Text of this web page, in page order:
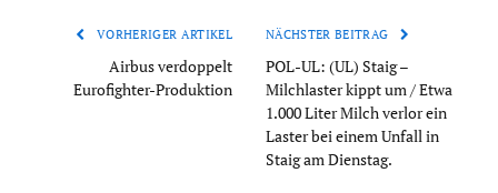
VORHERIGER ARTIKEL
Airbus verdoppelt
Eurofighter-Produktion
NÄCHSTER BEITRAG
POL-UL: (UL) Staig –
Milchlaster kippt um / Etwa
1.000 Liter Milch verlor ein
Laster bei einem Unfall in
Staig am Dienstag.